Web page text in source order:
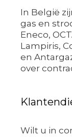
In België
gas en
Eneco,
Lampiris,
en
over
Wilt u in